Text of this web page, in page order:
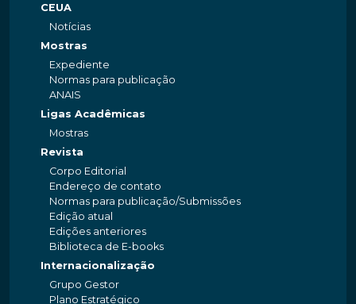
CEUA
Notícias
Mostras
Expediente
Normas para publicação
ANAIS
Ligas Acadêmicas
Mostras
Revista
Corpo Editorial
Endereço de contato
Normas para publicação/Submissões
Edição atual
Edições anteriores
Biblioteca de E-books
Internacionalização
Grupo Gestor
Plano Estratégico